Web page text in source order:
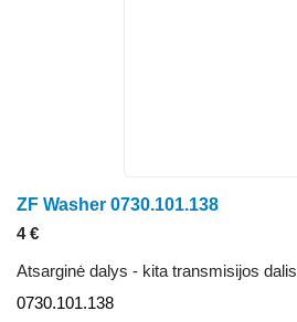
ZF Washer 0730.101.138
4 €
Atsarginė dalys - kita transmisijos dalis
0730.101.138